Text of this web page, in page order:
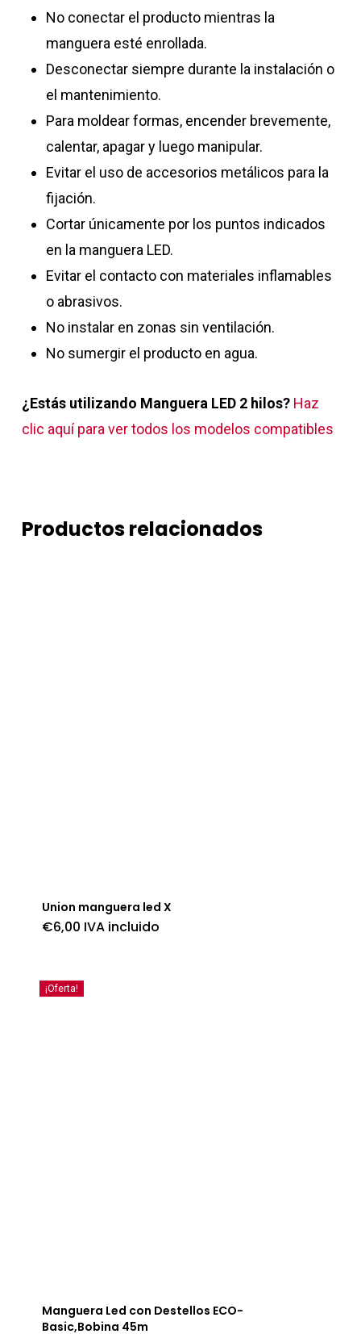
No conectar el producto mientras la
manguera esté enrollada.
Desconectar siempre durante la instalación o
el mantenimiento.
Para moldear formas, encender brevemente,
calentar, apagar y luego manipular.
Evitar el uso de accesorios metálicos para la
fijación.
Cortar únicamente por los puntos indicados
en la manguera LED.
Evitar el contacto con materiales inflamables
o abrasivos.
No instalar en zonas sin ventilación.
No sumergir el producto en agua.
¿Estás utilizando Manguera LED 2 hilos? Haz
clic aquí para ver todos los modelos compatibles
Productos relacionados
Union manguera led X
€6,00 IVA incluido
¡Oferta!
Manguera Led con Destellos ECO-
Basic,Bobina 45m